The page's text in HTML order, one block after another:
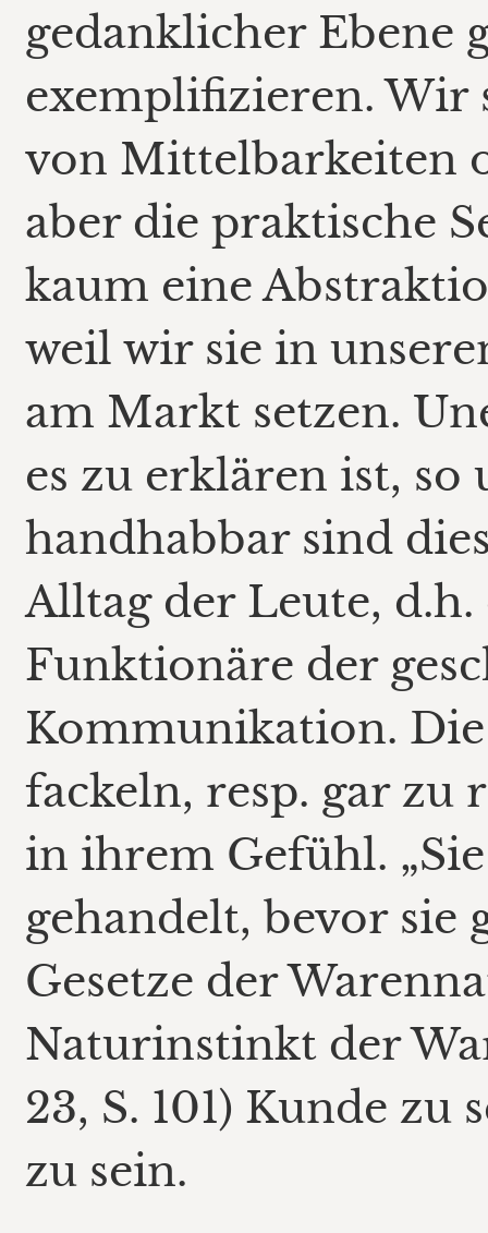
gedanklicher Ebene
exemplifizieren. Wir
von Mittelbarkeiten
aber die praktische
kaum eine
weil wir sie in
am Markt setzen.
es zu erklären ist,
handhabbar sind
Alltag der Leute,
Funktionäre der
Kommunikation.
fackeln, resp. gar zu
in ihrem Gefühl.
gehandelt, bevor sie
Gesetze der
Naturinstinkt der
23, S. 101) Kunde
zu sein.